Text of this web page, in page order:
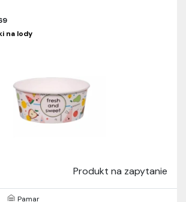
na lody
Produkt na zapytanie
Pamar